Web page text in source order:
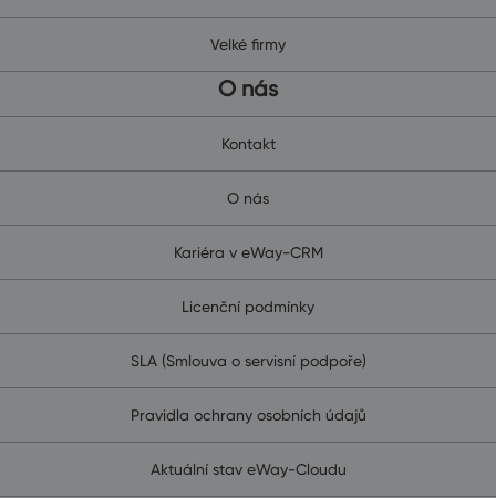
Velké firmy
O nás
Kontakt
O nás
Kariéra v eWay-CRM
Licenční podmínky
SLA (Smlouva o servisní podpoře)
Pravidla ochrany osobních údajů
Aktuální stav eWay-Cloudu